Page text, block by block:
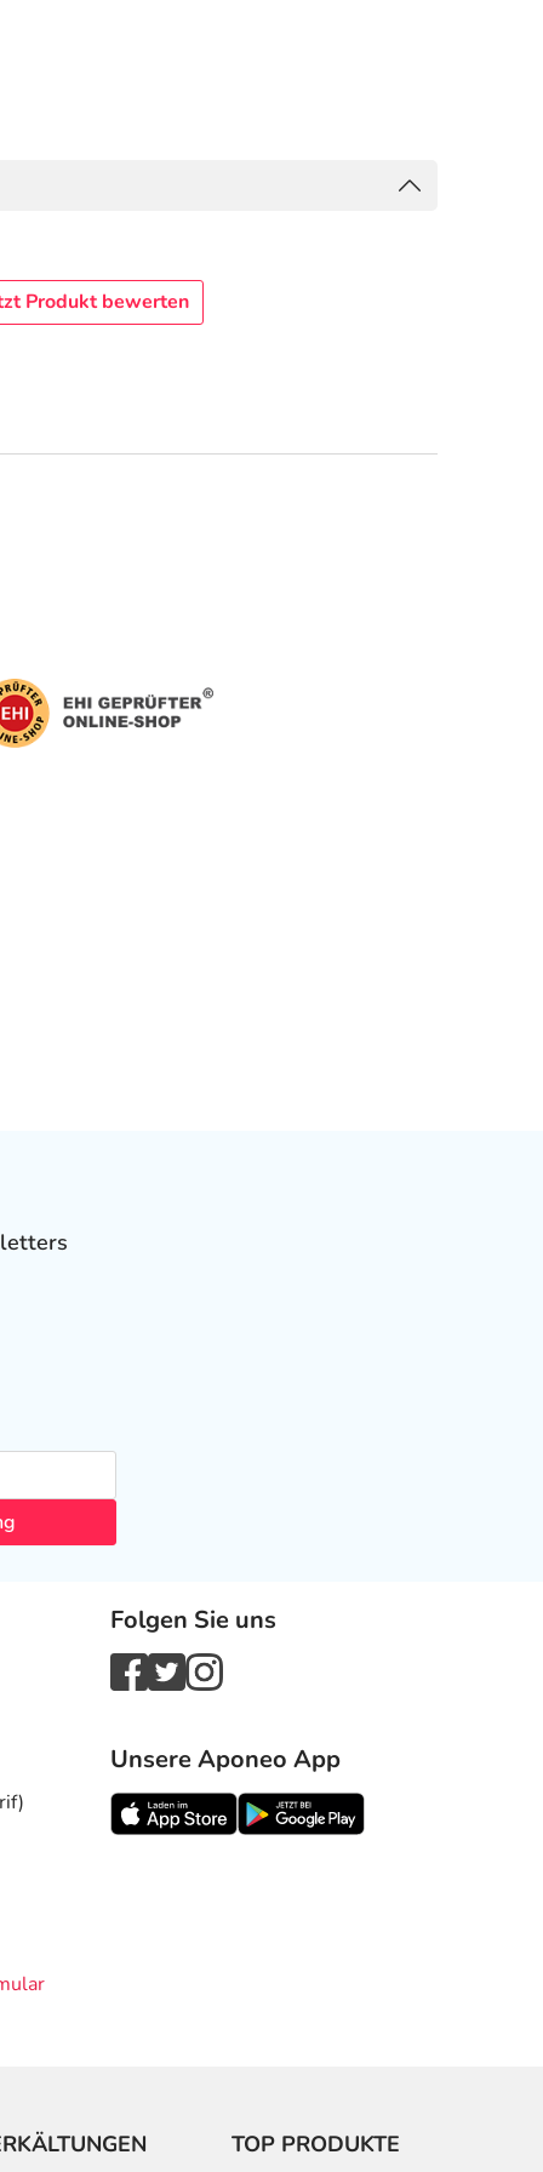
Produkt bewerten
Folgen Sie uns
Unsere Aponeo App
TOP PRODUKTE